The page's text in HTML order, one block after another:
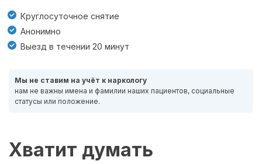
Круглосуточное снятие
Анонимно
Выезд в течении 20 минут
Мы не ставим на учёт к наркологу
нам не важны имена и фамилии наших пациентов, социальные
статусы или положение.
Хватит думать